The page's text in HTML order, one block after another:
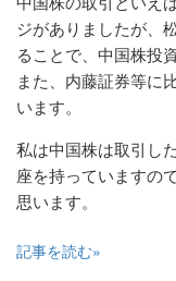
中国株の取引といえ
ジがありましたが、
ることで、中国株投
また、内藤証券等に
います。
私は中国株は取引し
座を持っていますの
思います。
記事を読む